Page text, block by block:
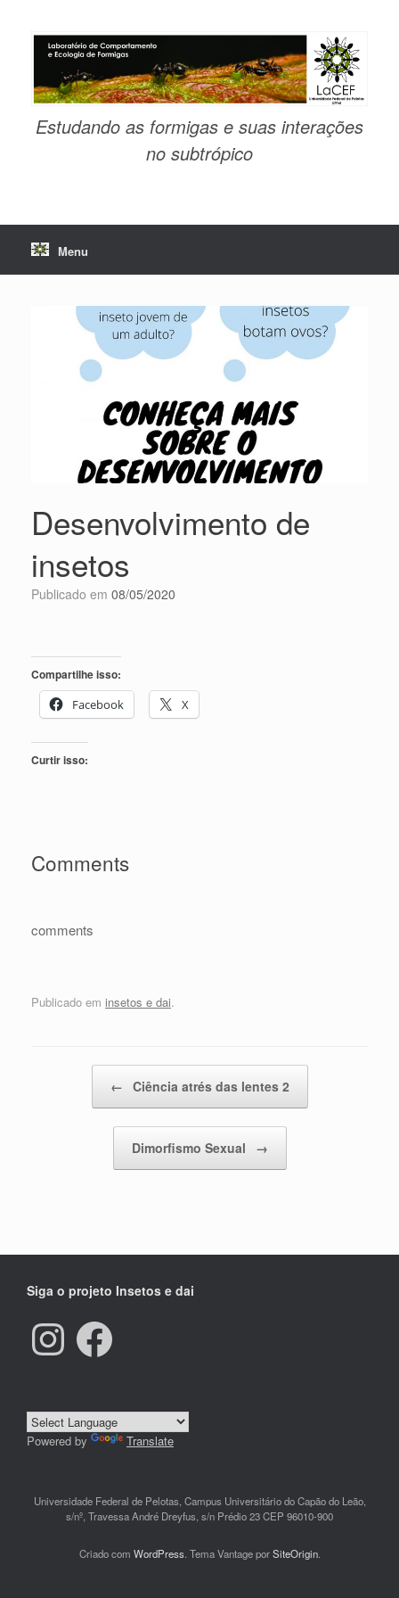
content
Estudando as formigas e suas interações
no subtrópico
Menu
Desenvolvimento de
insetos
Publicado em 08/05/2020
Compartilhe isso:
Facebook
X
Curtir isso:
Comments
comments
Publicado em insetos e dai.
← Ciência atrés das lentes 2
Dimorfismo Sexual →
Siga o projeto Insetos e dai
Instagram Facebook
Powered by Translate
Universidade Federal de Pelotas, Campus Universitário do Capão do Leão,
s/nº, Travessa André Dreyfus, s/n Prédio 23 CEP 96010-900
Criado com WordPress. Tema Vantage porSiteOrigin.